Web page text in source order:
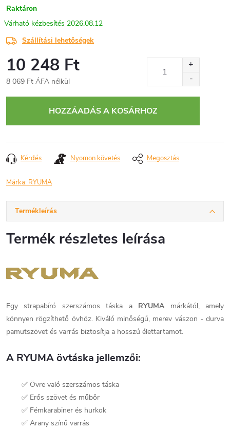
Raktáron
2026.08.12
Szállítási lehetőségek
10 248 Ft
8 069 Ft ÁFA nélkül
HOZZÁADÁS A KOSÁRHOZ
Kérdés Nyomon követés Megosztás
Márka: RYUMA
Termékleírás
Termék részletes leírása
Egy strapabíró szerszámos táska a RYUMAmárkától, amely
könnyen rögzíthető övhöz. Kiváló minőségű, merev vászon - durva
pamutszövet és varrás biztosítja a hosszú élettartamot.
A RYUMA övtáska jellemzői:
✅ Övre való szerszámos táska
✅ Erős szövet és műbőr
✅ Fémkarabiner és hurkok
✅ Arany színű varrás